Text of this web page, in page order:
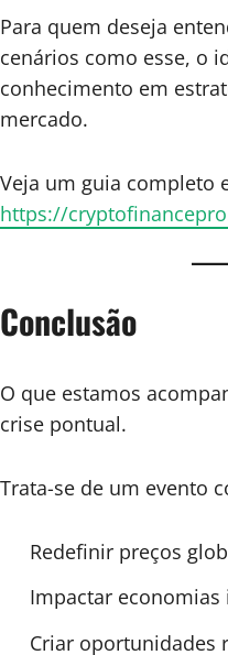
Para quem deseja
cenários como esse, o
conhecimento em
mercado.
Veja um guia completo
https://
Conclusão
O que estamos
crise pontual.
Trata-se de um evento
Redefinir preços
Impactar economias
Criar oportunidades